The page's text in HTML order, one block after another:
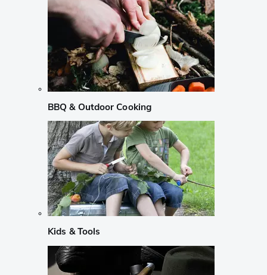
BBQ & Outdoor Cooking
Kids & Tools